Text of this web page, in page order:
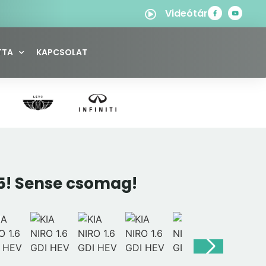
Videótár
KAPCSOLAT
Sense csomag!